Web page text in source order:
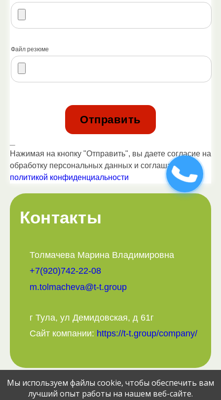
Файл резюме
Нажимая на кнопку "Отправить", вы даете согласие на
обработку персональных данных и соглашаетесь c
политикой конфиденциальности
Контакты
Толмачева Марина Владимировна
+7(920)742-22-08
m.tolmacheva@t-t.group
г Тула, ул Демидовская, д 61г
Сайт компании: https://t-t.group/company/
Поделитесь вакансией с друзьями:
Мы используем файлы cookie, чтобы обеспечить вам
лучший опыт работы на нашем веб-сайте.